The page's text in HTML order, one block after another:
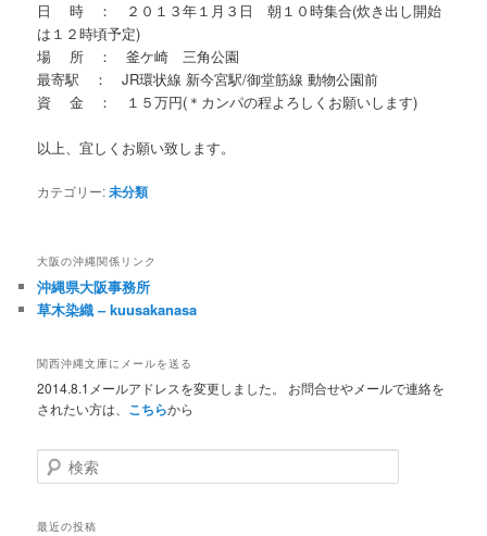
日 時 ： ２０１３年１月３日 朝１０時集合(炊き出し開始
は１２時頃予定)
場 所 ： 釜ケ崎 三角公園
最寄駅 ： JR環状線 新今宮駅/御堂筋線 動物公園前
資 金 ： １５万円(＊カンパの程よろしくお願いします)
以上、宜しくお願い致します。
カテゴリー:未分類
大阪の沖縄関係リンク
沖縄県大阪事務所
草木染織 – kuusakanasa
関西沖縄文庫にメールを送る
2014.8.1メールアドレスを変更しました。 お問合せやメールで連絡を
されたい方は、 こちらから
検索
最近の投稿